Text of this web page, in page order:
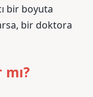
bir boyuta
bir doktora